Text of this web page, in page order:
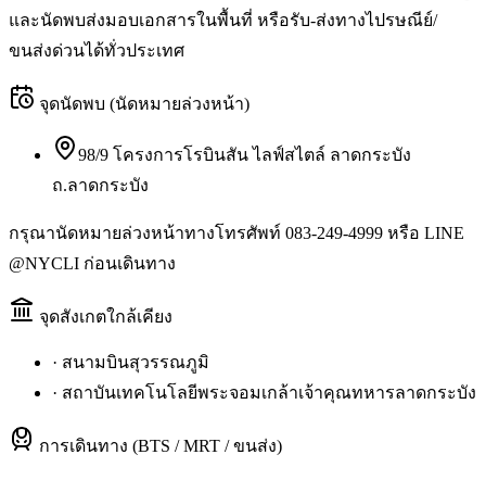
และนัดพบส่งมอบเอกสารในพื้นที่ หรือรับ-ส่งทางไปรษณีย์/
ขนส่งด่วนได้ทั่วประเทศ
จุดนัดพบ (นัดหมายล่วงหน้า)
98/9 โครงการโรบินสัน ไลฟ์สไตล์ ลาดกระบัง
ถ.ลาดกระบัง
กรุณานัดหมายล่วงหน้าทางโทรศัพท์ 083-249-4999 หรือ LINE
@NYCLI ก่อนเดินทาง
จุดสังเกตใกล้เคียง
· สนามบินสุวรรณภูมิ
· สถาบันเทคโนโลยีพระจอมเกล้าเจ้าคุณทหารลาดกระบัง
การเดินทาง (BTS / MRT / ขนส่ง)